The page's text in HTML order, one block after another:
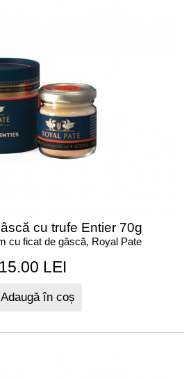
cu trufe Entier 70g
cu ficat de gâscă, Royal Pate
LEI
Adaugă în coș